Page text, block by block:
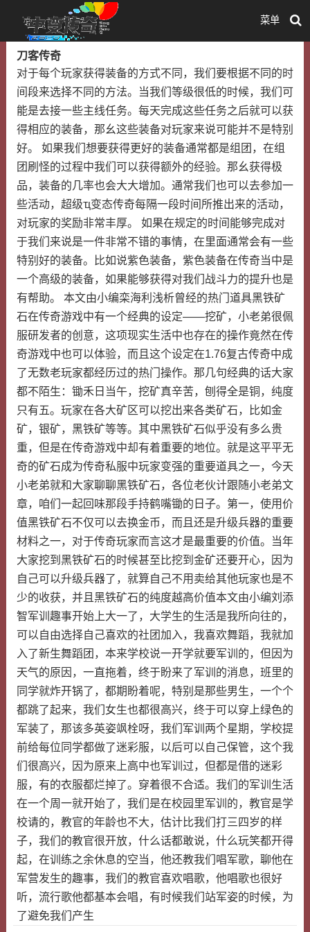
菜单
刀客传奇
对于每个玩家获得装备的方式不同，我们要根据不同的时
间段来选择不同的方法。当我们等级很低的时候，我们可
能是去接一些主线任务。每天完成这些任务之后就可以获
得相应的装备，那幺这些装备对玩家来说可能并不是特别
好。 如果我们想要获得更好的装备通常都是组团，在组
团刷怪的过程中我们可以获得额外的经验。那幺获得极
品，装备的几率也会大大增加。通常我们也可以去参加一
些活动，超级ҵ变态传奇每隔一段时间所推出来的活动，
对玩家的奖励非常丰厚。 如果在规定的时间能够完成对
于我们来说是一件非常不错的事情，在里面通常会有一些
特别好的装备。比如说紫色装备，紫色装备在传奇当中是
一个高级的装备，如果能够获得对我们战斗力的提升也是
有帮助。 本文由小编栾海利浅析曾经的热门道具黑铁矿
石在传奇游戏中有一个经典的设定——挖矿，小老弟很佩
服研发者的创意，这项现实生活中也存在的操作竟然在传
奇游戏中也可以体验，而且这个设定在1.76复古传奇中成
了无数老玩家都经历过的热门操作。那几句经典的话大家
都不陌生：锄禾日当午，挖矿真辛苦，刨得全是铜，纯度
只有五。玩家在各大矿区可以挖出来各类矿石，比如金
矿，银矿，黑铁矿等等。其中黑铁矿石似乎没有多么贵
重，但是在传奇游戏中却有着重要的地位。就是这平平无
奇的矿石成为传奇私服中玩家变强的重要道具之一，今天
小老弟就和大家聊聊黑铁矿石，各位老伙计跟随小老弟文
章，咱们一起回味那段手持鹤嘴锄的日子。第一，使用价
值黑铁矿石不仅可以去换金币，而且还是升级兵器的重要
材料之一，对于传奇玩家而言这才是最重要的价值。当年
大家挖到黑铁矿石的时候甚至比挖到金矿还要开心，因为
自己可以升级兵器了，就算自己不用卖给其他玩家也是不
少的收获，并且黑铁矿石的纯度越高价值本文由小编刘添
智军训趣事开始上大一了，大学生的生活是我所向往的，
可以自由选择自己喜欢的社团加入，我喜欢舞蹈，我就加
入了新生舞蹈团，本来学校说一开学就要军训的，但因为
天气的原因，一直拖着，终于盼来了军训的消息，班里的
同学就炸开锅了，都期盼着呢，特别是那些男生，一个个
都跳了起来，我们女生也都很高兴，终于可以穿上绿色的
军装了，那该多英姿飒栓呀，我们军训两个星期，学校提
前给每位同学都做了迷彩服，以后可以自己保管，这个我
们很高兴，因为原来上高中也军训过，但都是借的迷彩
服，有的衣服都烂掉了。穿着很不合适。我们的军训生活
在一个周一就开始了，我们是在校园里军训的，教官是学
校请的，教官的年龄也不大，估计比我们打三四岁的样
子，我们的教官很开放，什么话都敢说，什么玩笑都开得
起，在训练之余休息的空当，他还教我们唱军歌，聊他在
军营发生的趣事，我们的教官喜欢唱歌，他唱歌也很好
听，流行歌他都基本会唱，有时候我们站军姿的时候，为
了避免我们产生